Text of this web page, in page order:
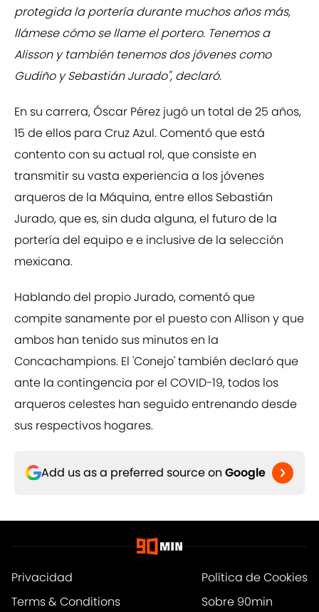
protegida la portería durante muchos años más,
llámese cómo se llame el portero. Tenemos a
Alisson y también tenemos dos jóvenes como
Gudiño y Sebastián Jurado", declaró.
En su carrera, Óscar Pérez jugó un total de 25 años,
15 de ellos para Cruz Azul. Comentó que está
contento con su actual rol, que consiste en
transmitir su vasta experiencia a los jóvenes
arqueros de la Máquina, entre ellos Sebastián
Jurado, que es, sin duda alguna, el futuro de la
portería del equipo e e inclusive de la selección
mexicana.
Hablando del propio Jurado, comentó que
compite sanamente por el puesto con Allison y que
ambos han tenido sus minutos en la
Concachampions. El 'Conejo' también declaró que
ante la contingencia por el COVID-19, todos los
arqueros celestes han seguido entrenando desde
sus respectivos hogares.
Add us as a preferred source on Google
Privacidad
Política de Cookies
Terms & Conditions
Sobre 90min